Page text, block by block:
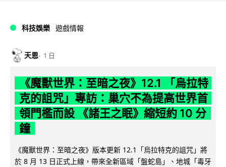
科技娛樂 遊戲情報
天恩 1 日
《魔獸世界：至暗之夜》12.1 「烏拉特
克的詛咒」專訪：巢穴不為提高世界首
領門檻而設 《諸王之眠》縮短約 10 分
鐘
《魔獸世界：至暗之夜》版本更新 12.1「烏拉特克的詛咒」將
於 8 月 13 日正式上線，帶來全新區域「盤蛇島」、地城「毒牙